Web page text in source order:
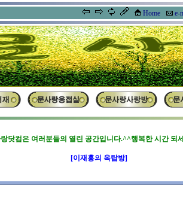
랑방 Home e-
닷컴은 여러분들의 열린 공간입니다.^^행복한 시간 되
[이재홍의 옥탑방]